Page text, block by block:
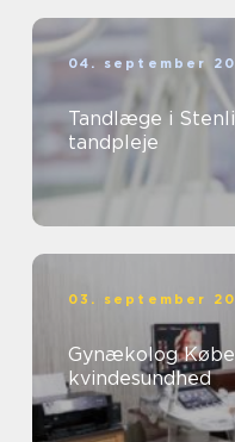
04. september
Tandlæge i
tandpleje
03. september
Gynækolog
kvindesundhed